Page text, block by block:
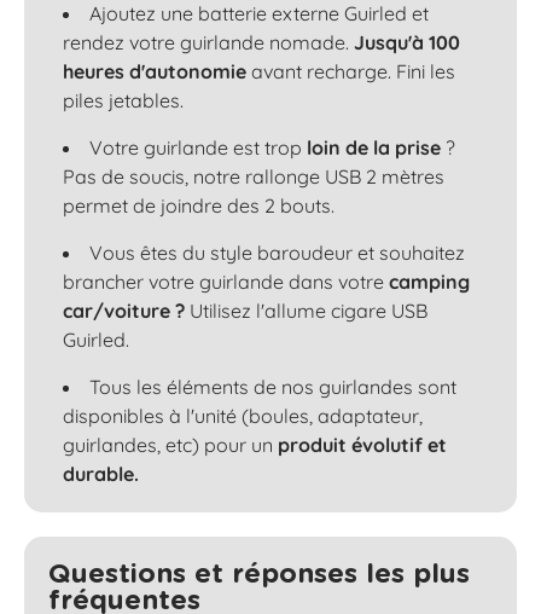
Ajoutez une batterie externe Guirled et
rendez votre guirlande nomade. Jusqu'à 100
heures d'autonomie avant recharge. Fini les
piles jetables.
Votre guirlande est trop loin de la prise ?
Pas de soucis, notre rallonge USB 2 mètres
permet de joindre des 2 bouts.
Vous êtes du style baroudeur et souhaitez
brancher votre guirlande dans votre camping
car/voiture ? Utilisez l'allume cigare USB
Guirled.
Tous les éléments de nos guirlandes sont
disponibles à l'unité (boules, adaptateur,
guirlandes, etc) pour un produit évolutif et
durable.
Questions et réponses les plus
fréquentes​